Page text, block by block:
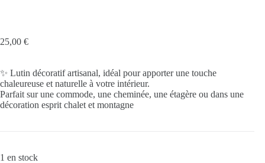
25,00 €
✨ Lutin décoratif artisanal, idéal pour apporter une touche
chaleureuse et naturelle à votre intérieur.
Parfait sur une commode, une cheminée, une étagère ou dans une
décoration esprit chalet et montagne
1 en stock